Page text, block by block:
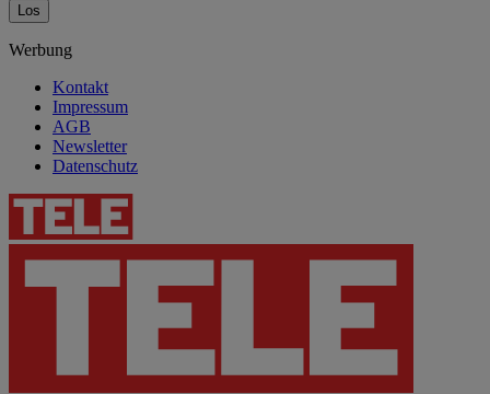
Los
Werbung
Kontakt
Impressum
AGB
Newsletter
Datenschutz